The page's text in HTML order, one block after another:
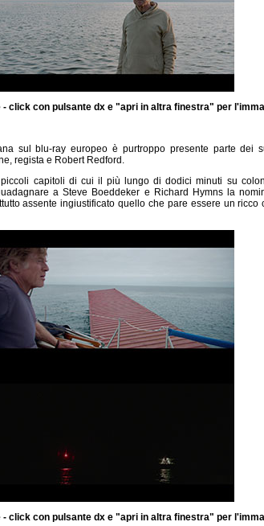
click con pulsante dx e "apri in altra finestra" per
sul blu-ray europeo è purtroppo presente parte dei
regista e Robert Redford.
capitoli di cui il più lungo di dodici minuti su
a Steve Boeddeker e Richard Hymns la
assente ingiustificato quello che pare essere un ricco
click con pulsante dx e "apri in altra finestra" per